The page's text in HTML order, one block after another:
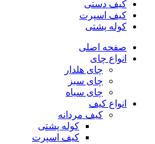
کیف دستی
کیف اسپرت
کوله پشتی
صفحه اصلی
انواع چای
چای هلدار
چای سبز
چای سیاه
انواع کیف
کیف مردانه
کوله پشتی
کیف اسپرت